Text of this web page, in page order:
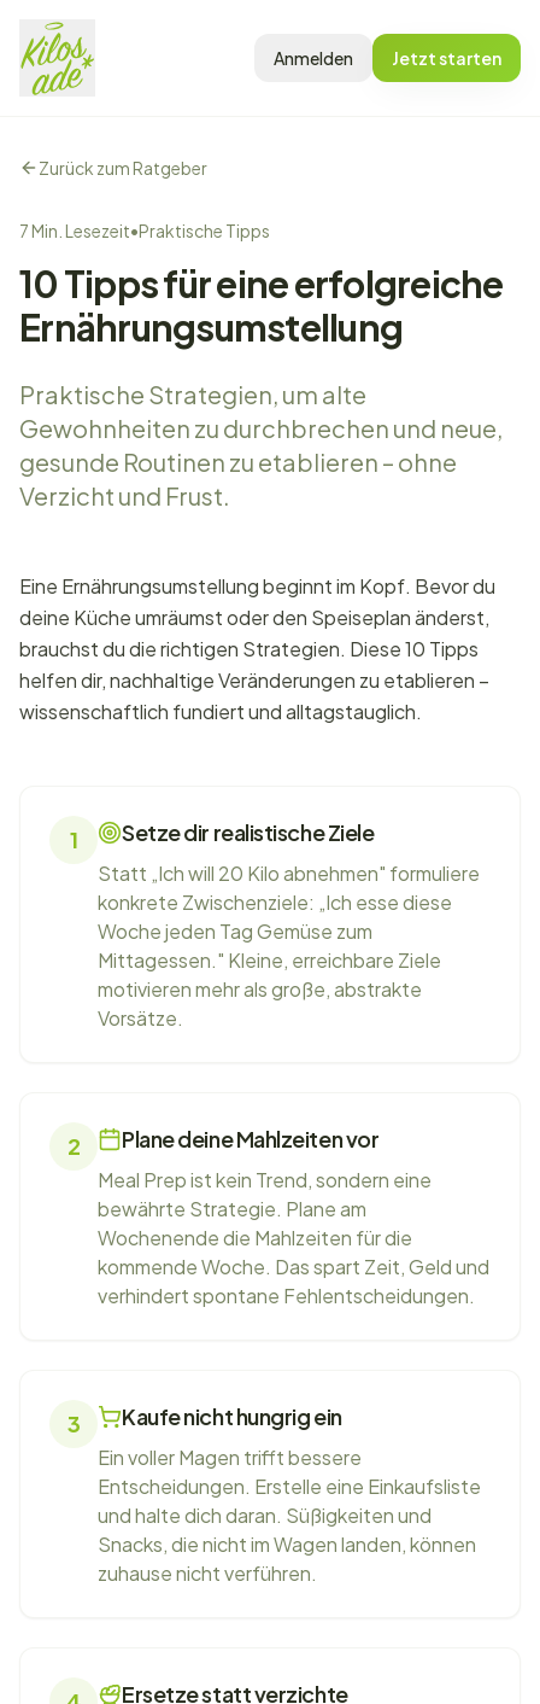
Anmelden Jetzt starten
Zurück zum Ratgeber
7 Min. Lesezeit•Praktische Tipps
10 Tipps für eine erfolgreiche
Ernährungsumstellung
Praktische Strategien, um alte
Gewohnheiten zu durchbrechen und neue,
gesunde Routinen zu etablieren – ohne
Verzicht und Frust.
Eine Ernährungsumstellung beginnt im Kopf. Bevor du
deine Küche umräumst oder den Speiseplan änderst,
brauchst du die richtigen Strategien. Diese 10 Tipps
helfen dir, nachhaltige Veränderungen zu etablieren –
wissenschaftlich fundiert und alltagstauglich.
1 Setze dir realistische Ziele
Statt „Ich will 20 Kilo abnehmen" formuliere
konkrete Zwischenziele: „Ich esse diese
Woche jeden Tag Gemüse zum
Mittagessen." Kleine, erreichbare Ziele
motivieren mehr als große, abstrakte
Vorsätze.
2 Plane deine Mahlzeiten vor
Meal Prep ist kein Trend, sondern eine
bewährte Strategie. Plane am
Wochenende die Mahlzeiten für die
kommende Woche. Das spart Zeit, Geld und
verhindert spontane Fehlentscheidungen.
3 Kaufe nicht hungrig ein
Ein voller Magen trifft bessere
Entscheidungen. Erstelle eine Einkaufsliste
und halte dich daran. Süßigkeiten und
Snacks, die nicht im Wagen landen, können
zuhause nicht verführen.
Ersetze statt verzichte